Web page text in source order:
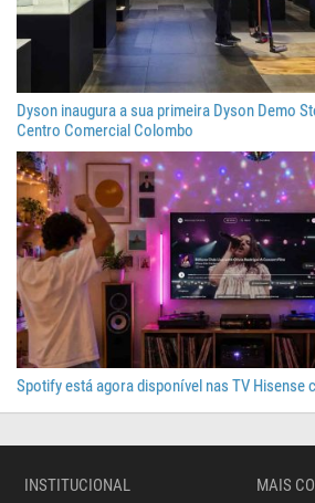
Dyson inaugura a sua primeira Dyson Demo
Centro Comercial Colombo
Spotify está agora disponível nas TV Hisense
INSTITUCIONAL MAIS